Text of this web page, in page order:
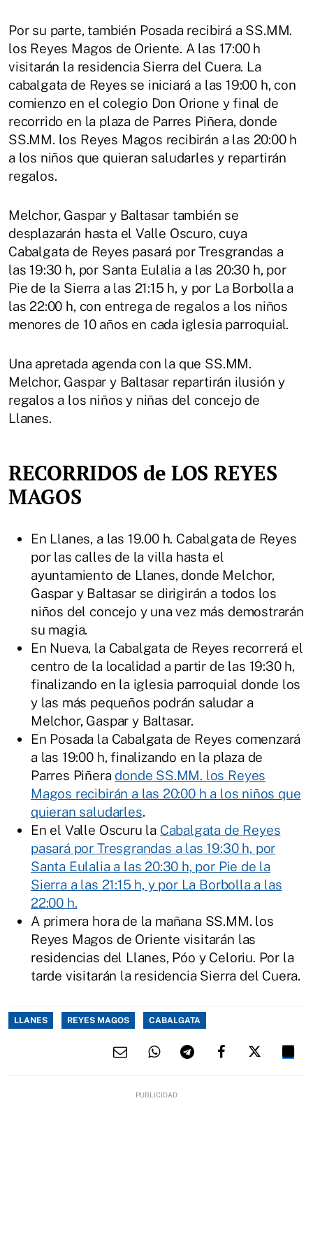
Por su parte, también Posada recibirá a SS.MM.
los Reyes Magos de Oriente. A las 17:00 h
visitarán la residencia Sierra del Cuera. La
cabalgata de Reyes se iniciará a las 19:00 h, con
comienzo en el colegio Don Orione y final de
recorrido en la plaza de Parres Piñera, donde
SS.MM. los Reyes Magos recibirán a las 20:00 h
a los niños que quieran saludarles y repartirán
regalos.
Melchor, Gaspar y Baltasar también se
desplazarán hasta el Valle Oscuro, cuya
Cabalgata de Reyes pasará por Tresgrandas a
las 19:30 h, por Santa Eulalia a las 20:30 h, por
Pie de la Sierra a las 21:15 h, y por La Borbolla a
las 22:00 h, con entrega de regalos a los niños
menores de 10 años en cada iglesia parroquial.
Una apretada agenda con la que SS.MM.
Melchor, Gaspar y Baltasar repartirán ilusión y
regalos a los niños y niñas del concejo de
Llanes.
RECORRIDOS de LOS REYES
MAGOS
En Llanes, a las 19.00 h. Cabalgata de Reyes
por las calles de la villa hasta el
ayuntamiento de Llanes, donde Melchor,
Gaspar y Baltasar se dirigirán a todos los
niños del concejo y una vez más demostrarán
su magia.
En Nueva, la Cabalgata de Reyes recorrerá el
centro de la localidad a partir de las 19:30 h,
finalizando en la iglesia parroquial donde los
y las más pequeños podrán saludar a
Melchor, Gaspar y Baltasar.
En Posada la Cabalgata de Reyes comenzará
a las 19:00 h, finalizando en la plaza de
Parres Piñera donde SS.MM. los Reyes
Magos recibirán a las 20:00 h a los niños que
quieran saludarles.
En el Valle Oscuru la Cabalgata de Reyes
pasará por Tresgrandas a las 19:30 h, por
Santa Eulalia a las 20:30 h, por Pie de la
Sierra a las 21:15 h, y por La Borbolla a las
22:00 h.
A primera hora de la mañana SS.MM. los
Reyes Magos de Oriente visitarán las
residencias del Llanes, Póo y Celoriu. Por la
tarde visitarán la residencia Sierra del Cuera.
LLANES REYES MAGOS CABALGATA